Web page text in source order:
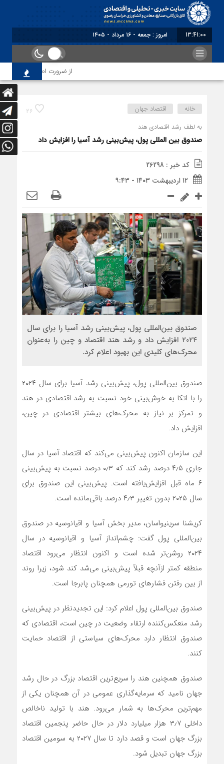
13:41:01 بر
از ضرورت اصلاح رویه‌های
26 خانه اقتصاد جهان
به لطف رشد اقتصادی هند
صندوق بین المللی پول، پیش‌بینی رشد آسیا را افزایش داد
کد خبر : 26298
۱۲ اردیبهشت ۱۴۰۳ - ۹:۴۳
صندوق بین‌المللی پول، پیش‌بینی رشد آسیا را برای سال
۲۰۲۴ افزایش داد و رشد هند اقتصاد و چین را به‌عنوان
محرک‌های کلیدی این بهبود اعلام کرد.
صندوق بین‌المللی پول، پیش‌بینی رشد آسیا برای سال ۲۰۲۴
را با اتکا به خوش‌بینی خود نسبت به رشد اقتصادی در هند
و تمرکز بر نیاز به محرک‌های بیشتر اقتصادی در چین،
افزایش داد.
این سازمان اکنون پیش‌بینی می‌کند که اقتصاد آسیا در سال
جاری ۴٫۵ درصد رشد کند که ۰٫۳ درصد نسبت به پیش‌بینی
۶ ماه قبل افزایش‌یافته است. پیش‌بینی این صندوق برای
سال ۲۰۲۵ بدون تغییر ۴٫۳ درصد باقی‌مانده است.
کریشنا سرینیواسان، مدیر بخش آسیا و اقیانوسیه در صندوق
بین‌المللی پول گفت: چشم‌انداز آسیا و اقیانوسیه در سال
۲۰۲۴ روشن‌تر شده است و اکنون انتظار می‌رود اقتصاد
منطقه کمتر ازآنچه قبلاً پیش‌بینی می‌شد کند شود، زیرا روند
از بین رفتن فشارهای تورمی همچنان پابرجا است.
صندوق بین‌المللی پول اعلام کرد: این تجدیدنظر در پیش‌بینی
رشد منعکس‌کننده ارتقاء وضعیت در چین است، اقتصادی که
صندوق انتظار دارد محرک‌های سیاستی از اقتصاد حمایت
کنند.
صندوق همچنین هند را سریع‌ترین اقتصاد بزرگ در حال رشد
جهان نامید که سرمایه‌گذاری عمومی در آن همچنان یکی از
مهم‌ترین محرک‌ها به شمار می‌رود. هند با تولید ناخالص
داخلی ۳٫۷ هزار میلیارد دلار در حال حاضر پنجمین اقتصاد
بزرگ جهان است و قصد دارد تا سال ۲۰۲۷ به سومین اقتصاد
بزرگ جهان تبدیل شود.